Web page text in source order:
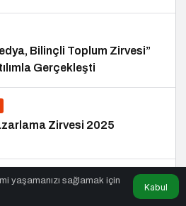
Bilinçli Toplum Zirvesi”
Gerçekleşti
Zirvesi 2025
Gezilecek Yerler
yaşamanızı sağlamak için
Kabul